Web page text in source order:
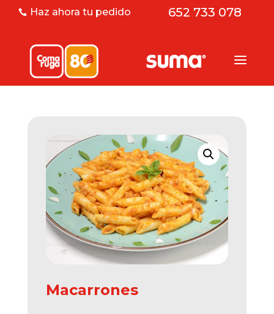
 Haz ahora tu pedido 652 733 078
Macarrones